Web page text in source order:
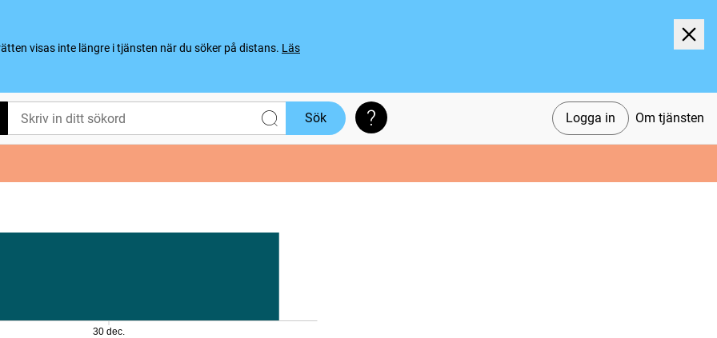
visas inte längre i tjänsten när du söker på distans. Läs
Logga in Om tjänsten
Sök Söktips
30 dec.